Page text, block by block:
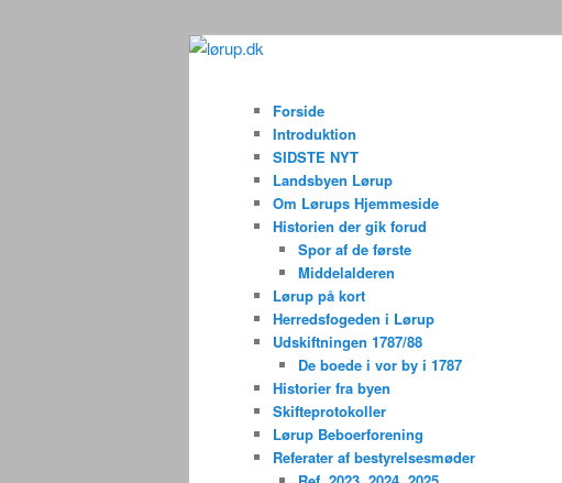
lørup.dk
Forside
Introduktion
SIDSTE NYT
Landsbyen Lørup
Om Lørups Hjemmeside
Historien der gik forud
Spor af de første
Middelalderen
Lørup på kort
Herredsfogeden i Lørup
Udskiftningen 1787/88
De boede i vor by i 1787
Historier fra byen
Skifteprotokoller
Lørup Beboerforening
Referater af bestyrelsesmøder